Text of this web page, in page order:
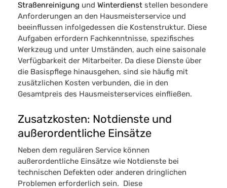
Straßenreinigung​ und Winterdienst stellen besondere
Anforderungen an den Hausmeisterservice und
beeinflussen infolgedessen die Kostenstruktur. Diese
Aufgaben erfordern Fachkenntnisse, spezifisches
Werkzeug und unter Umständen, auch eine saisonale
Verfügbarkeit der Mitarbeiter. Da diese Dienste über
die Basispflege hinausgehen, sind sie häufig mit
zusätzlichen Kosten verbunden, die in den
Gesamtpreis des Hausmeisterservices einfließen.
Zusatzkosten: Notdienste und
außerordentliche Einsätze
Neben dem regulären Service können
außerordentliche Einsätze wie Notdienste bei
technischen Defekten oder anderen dringlichen
Problemen erforderlich sein. Diese